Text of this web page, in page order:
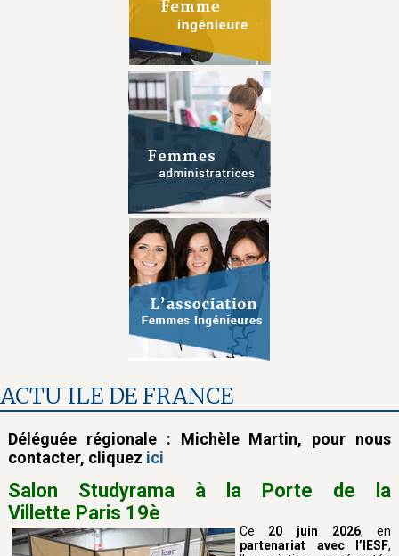
ACTU ILE DE FRANCE
Déléguée régionale : Michèle Martin, pour nous
contacter, cliquez ici
Salon Studyrama à la Porte de la
Villette Paris 19è
Ce 20 juin 2026, en
partenariat avec l’IESF,